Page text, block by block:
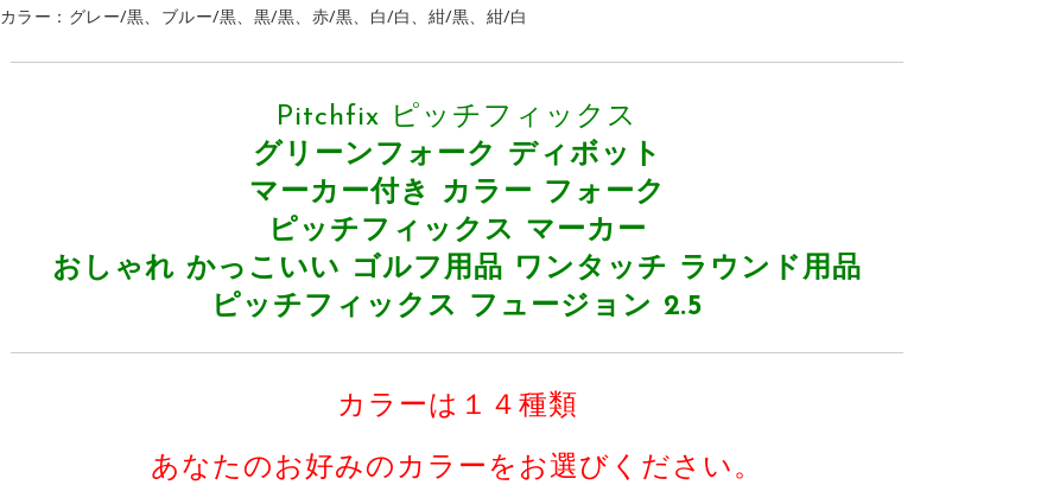
カラー：グレー/黒、ブルー/黒、黒/黒、赤/黒、白/白、紺/黒、紺/白
Pitchfix ピッチフィックス
グリーンフォーク ディボット
マーカー付き カラー フォーク
ピッチフィックス マーカー
おしゃれ かっこいい ゴルフ用品 ワンタッチ ラウンド用品
ピッチフィックス フュージョン 2.5
カラーは１４種類
あなたのお好みのカラーをお選びください。